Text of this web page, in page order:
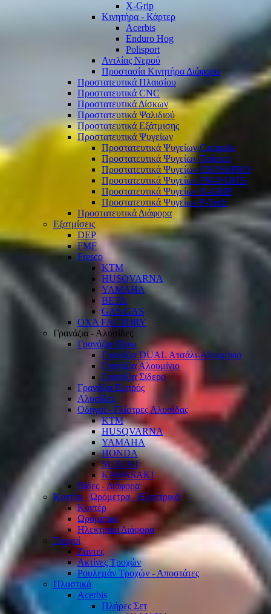
X-Grip
Κινητήρα - Κάρτερ
Acerbis
Enduro Hog
Polisport
Αντλίας Νερού
Προστασία Κινητήρα Διάφορα
Προστατευτικά Πλαισίου
Προστατευτικά CNC
Προστατευτικά Δίσκων
Προστατευτικά Ψαλιδιού
Προστατευτικά Εξάτμισης
Προστατευτικά Ψυγείων
Προστατευτικά Ψυγείων Carapaks
Προστατευτικά Ψυγείων Tedesco
Προστατευτικά Ψυγείων CROSSPRO
Προστατευτικά Ψυγείων FM-PARTS
Προστατευτικά Ψυγείων X-GRIP
Προστατευτικά Ψυγείων P-Tech
Προστατευτικά Διάφορα
Εξατμίσεις
DEP
FMF
Fresco
KTM
HUSQVARNA
YAMAHA
BETA
GAS GAS
OXA FACTORY
Γρανάζια - Αλυσίδες
Γρανάζια Πίσω
Γρανάζια DUAL Ατσάλι-Αλουμίνιο
Γρανάζια Αλουμίνιο
Γρανάζια Σίδερο
Γρανάζια Εμπρός
Αλυσίδες
Οδηγοί - Γλίστρες Αλυσίδας
KTM
HUSQVARNA
YAMAHA
HONDA
SUZUKI
KAWASAKI
Βίδες - Διάφορα
Κοντέρ - Ωρόμετρα - Ηλεκτρικά
Κοντέρ
Ωρόμετρα
Ηλεκτρικά Διάφορα
Τροχοί
Ζάντες
Ακτίνες Τροχών
Ρουλεμάν Τροχών - Αποστάτες
Πλαστικά
Acerbis
Πλήρες Σετ